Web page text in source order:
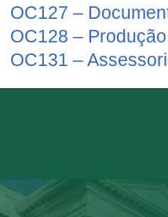
OC127 –
OC128 –
OC131 –